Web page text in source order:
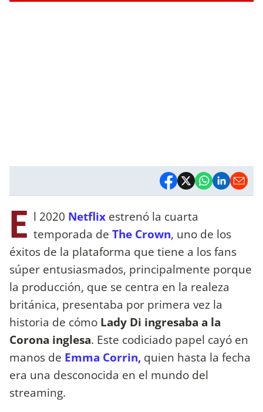
E l 2020 Netflix estrenó la cuarta
temporada de The Crown, uno de los
éxitos de la plataforma que tiene a los fans
súper entusiasmados, principalmente porque
la producción, que se centra en la realeza
británica, presentaba por primera vez la
historia de cómo Lady Di ingresaba a la
Corona inglesa. Este codiciado papel cayó en
manos de Emma Corrin, quien hasta la fecha
era una desconocida en el mundo del
streaming.